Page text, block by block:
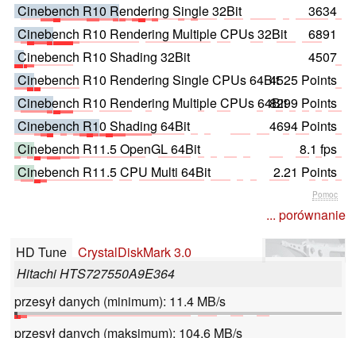
Cinebench R10 Rendering Single 32Bit
3634
Cinebench R10 Rendering Multiple CPUs 32Bit
6891
Cinebench R10 Shading 32Bit
4507
Cinebench R10 Rendering Single CPUs 64Bit4525 Points
Cinebench R10 Rendering Multiple CPUs 64Bit8299 Points
Cinebench R10 Shading 64Bit
4694 Points
Cinebench R11.5 OpenGL 64Bit
8.1 fps
Cinebench R11.5 CPU Multi 64Bit
2.21 Points
Pomoc
... porównanie
HD Tune
CrystalDiskMark 3.0
Hitachi HTS727550A9E364
przesył danych (minimum): 11.4 MB/s
przesył danych (maksimum): 104.6 MB/s